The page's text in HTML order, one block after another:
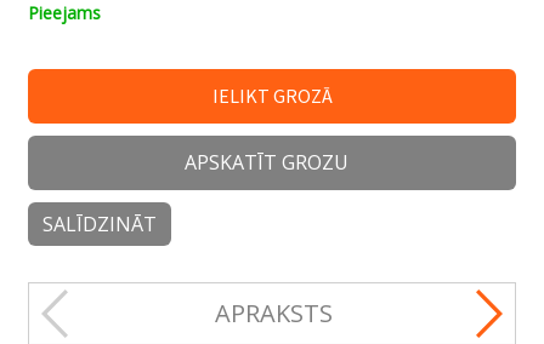
Pieejams
IELIKT GROZĀ
APSKATĪT GROZU
SALĪDZINĀT
APRAKSTS